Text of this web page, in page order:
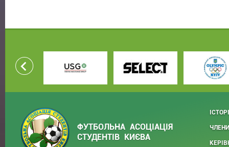
ФУТБОЛЬНА АСОЦІАЦІЯ
СТУДЕНТІВ КИЄВА